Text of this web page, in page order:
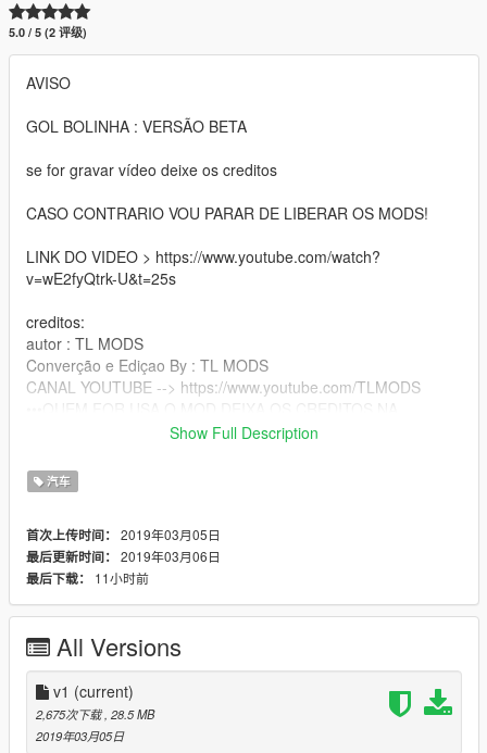
5.0 / 5 (2 评级)
AVISO
GOL BOLINHA : VERSÃO BETA
se for gravar vídeo deixe os creditos
CASO CONTRARIO VOU PARAR DE LIBERAR OS MODS!
LINK DO VIDEO > https://www.youtube.com/watch?
v=wE2fyQtrk-U&t=25s
creditos:
autor : TL MODS
Converção e Ediçao By : TL MODS
CANAL YOUTUBE --> https://www.youtube.com/TLMODS
DESCRIÇÃO DOS VIDEOS •••
LOCAL : C:\Users\Grand Theft Auto
V\mods\x64e.rpf\levels\gta5\vehicles.rpf\
Show Full Description
汽车
首次上传时间： 2019年03月05日
最后更新时间： 2019年03月06日
最后下载：
11小时前
All Versions
v1 (current)
2,675次下载 , 28.5 MB
2019年03月05日